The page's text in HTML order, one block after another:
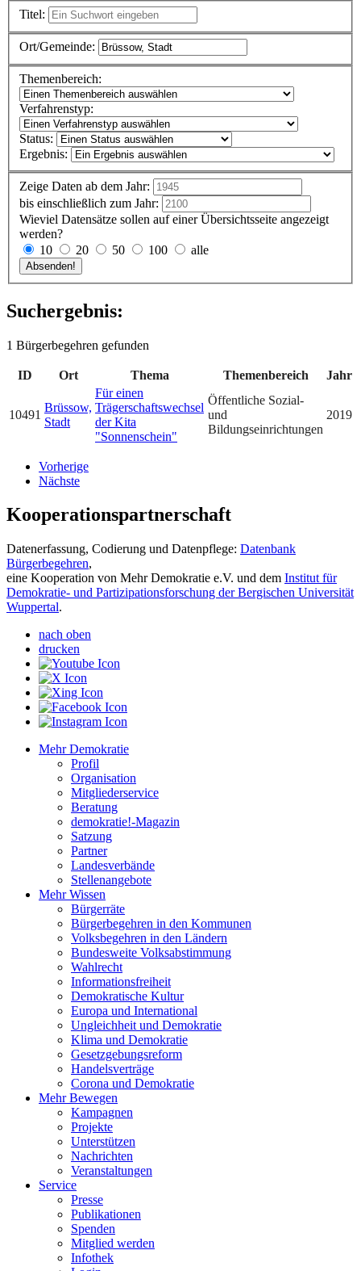
Titel:
Ort/Gemeinde:
Themenbereich:
Verfahrenstyp:
Status:
Ergebnis:
Zeige Daten ab dem Jahr:
bis einschließlich zum Jahr:
Wieviel Datensätze sollen auf einer Übersichtsseite angezeigt
werden?
10
20 50 100 alle
Suchergebnis:
1 Bürgerbegehren gefunden
ID Ort Thema Themenbereich Jahr
10491
Brüssow,
Stadt
Für einen
Trägerschaftswechsel
der Kita
"Sonnenschein"
Öffentliche Sozial-
und
Bildungseinrichtungen
2019
Vorherige
Nächste
Kooperationspartnerschaft
Datenerfassung, Codierung und Datenpflege: Datenbank
Bürgerbegehren,
eine Kooperation von Mehr Demokratie e.V. und dem Institut für
Demokratie- und Partizipationsforschung der Bergischen Universität
Wuppertal.
nach oben
drucken
Mehr Demokratie
Profil
Organisation
Mitgliederservice
Beratung
demokratie!-Magazin
Satzung
Partner
Landesverbände
Stellenangebote
Mehr Wissen
Bürgerräte
Bürgerbegehren in den Kommunen
Volksbegehren in den Ländern
Bundesweite Volksabstimmung
Wahlrecht
Informationsfreiheit
Demokratische Kultur
Europa und International
Ungleichheit und Demokratie
Klima und Demokratie
Gesetzgebungsreform
Handelsverträge
Corona und Demokratie
Mehr Bewegen
Kampagnen
Projekte
Unterstützen
Nachrichten
Veranstaltungen
Service
Presse
Publikationen
Spenden
Mitglied werden
Infothek